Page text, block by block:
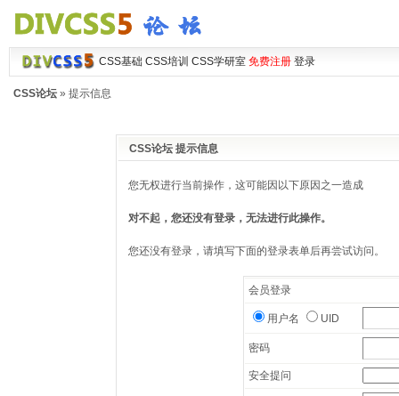
CSS基础 CSS培训 CSS学研室 免费注册 登录
CSS论坛» 提示信息
CSS论坛 提示信息
您无权进行当前操作，这可能因以下原因之一造成
对不起，您还没有登录，无法进行此操作。
您还没有登录，请填写下面的登录表单后再尝试访问。
会员登录
用户名 UID
密码
安全提问